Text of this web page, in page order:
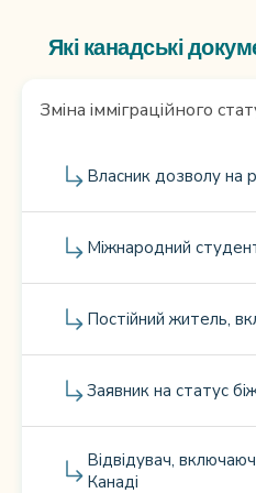
Які канадські
Зміна імміграційного
Власник дозволу на
Міжнародний
Постійний житель,
Заявник на статус
Відвідувач, включаючи тих, хто не в
Канаді